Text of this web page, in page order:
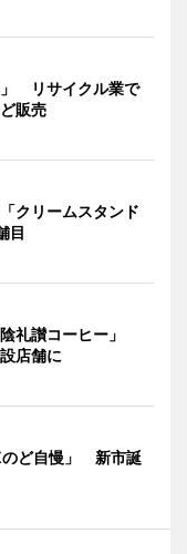
」 リサイクル業で
販売
クリームスタンド
目
礼讃コーヒー」
店舗に
のど自慢」 新市誕